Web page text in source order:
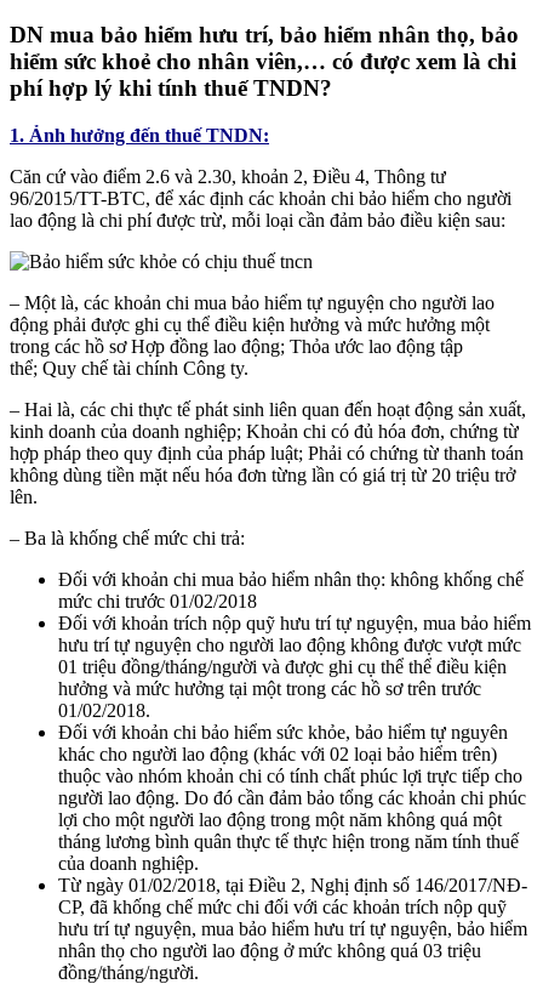
DN mua bảo hiểm hưu trí, bảo hiểm nhân thọ, bảo
hiểm sức khoẻ cho nhân viên,… có được xem là chi
phí hợp lý khi tính thuế TNDN?
1. Ảnh hưởng đến thuế TNDN:
Căn cứ vào điểm 2.6 và 2.30, khoản 2, Điều 4, Thông tư
96/2015/TT-BTC, để xác định các khoản chi bảo hiểm cho người
lao động là chi phí được trừ, mỗi loại cần đảm bảo điều kiện sau:
– Một là, các khoản chi mua bảo hiểm tự nguyện cho người lao
động phải được ghi cụ thể điều kiện hưởng và mức hưởng một
trong các hồ sơ Hợp đồng lao động; Thỏa ước lao động tập
thể; Quy chế tài chính Công ty.
– Hai là, các chi thực tế phát sinh liên quan đến hoạt động sản xuất,
kinh doanh của doanh nghiệp; Khoản chi có đủ hóa đơn, chứng từ
hợp pháp theo quy định của pháp luật; Phải có chứng từ thanh toán
không dùng tiền mặt nếu hóa đơn từng lần có giá trị từ 20 triệu trở
lên.
– Ba là khống chế mức chi trả:
Đối với khoản chi mua bảo hiểm nhân thọ: không khống chế
mức chi trước 01/02/2018
Đối với khoản trích nộp quỹ hưu trí tự nguyện, mua bảo hiểm
hưu trí tự nguyện cho người lao động không được vượt mức
01 triệu đồng/tháng/người và được ghi cụ thể thể điều kiện
hưởng và mức hưởng tại một trong các hồ sơ trên trước
01/02/2018.
Đối với khoản chi bảo hiểm sức khỏe, bảo hiểm tự nguyên
khác cho người lao động (khác với 02 loại bảo hiểm trên)
thuộc vào nhóm khoản chi có tính chất phúc lợi trực tiếp cho
người lao động. Do đó cần đảm bảo tổng các khoản chi phúc
lợi cho một người lao động trong một năm không quá một
tháng lương bình quân thực tế thực hiện trong năm tính thuế
của doanh nghiệp.
Từ ngày 01/02/2018, tại Điều 2, Nghị định số 146/2017/NĐ-
CP, đã khống chế mức chi đối với các khoản trích nộp quỹ
hưu trí tự nguyện, mua bảo hiểm hưu trí tự nguyện, bảo hiểm
nhân thọ cho người lao động ở mức không quá 03 triệu
đồng/tháng/người.